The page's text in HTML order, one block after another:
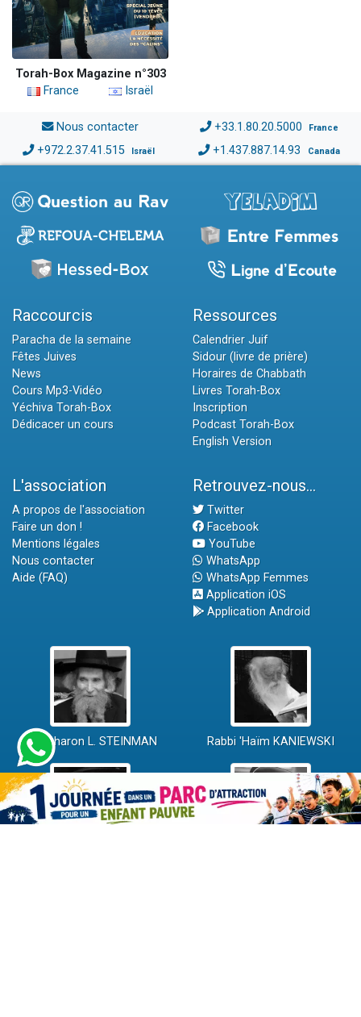
Torah-Box Magazine n°303
France
Israël
Nous contacter +33.1.80.20.5000 France
+972.2.37.41.515 Israël +1.437.887.14.93 Canada
Raccourcis
Paracha de la semaine
Fêtes Juives
News
Cours Mp3-Vidéo
Yéchiva Torah-Box
Dédicacer un cours
Ressources
Calendrier Juif
Sidour (livre de prière)
Horaires de Chabbath
Livres Torah-Box
Inscription
Podcast Torah-Box
English Version
L'association
A propos de l'association
Faire un don !
Mentions légales
Nous contacter
Aide (FAQ)
Retrouvez-nous...
Twitter
Facebook
YouTube
WhatsApp
WhatsApp Femmes
Application iOS
Application Android
Rav Aharon L. STEINMAN Rabbi 'Haïm KANIEWSKI